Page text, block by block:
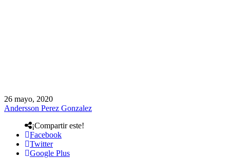
26 mayo, 2020
Andersson Perez Gonzalez
¡Compartir este!
Facebook
Twitter
Google Plus